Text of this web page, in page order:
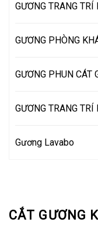
CẮT GƯƠNG
GƯƠNG TRANG
GƯƠNG PHÒNG
GƯƠNG PHUN CÁT
GƯƠNG TRANG
Gương Lavabo